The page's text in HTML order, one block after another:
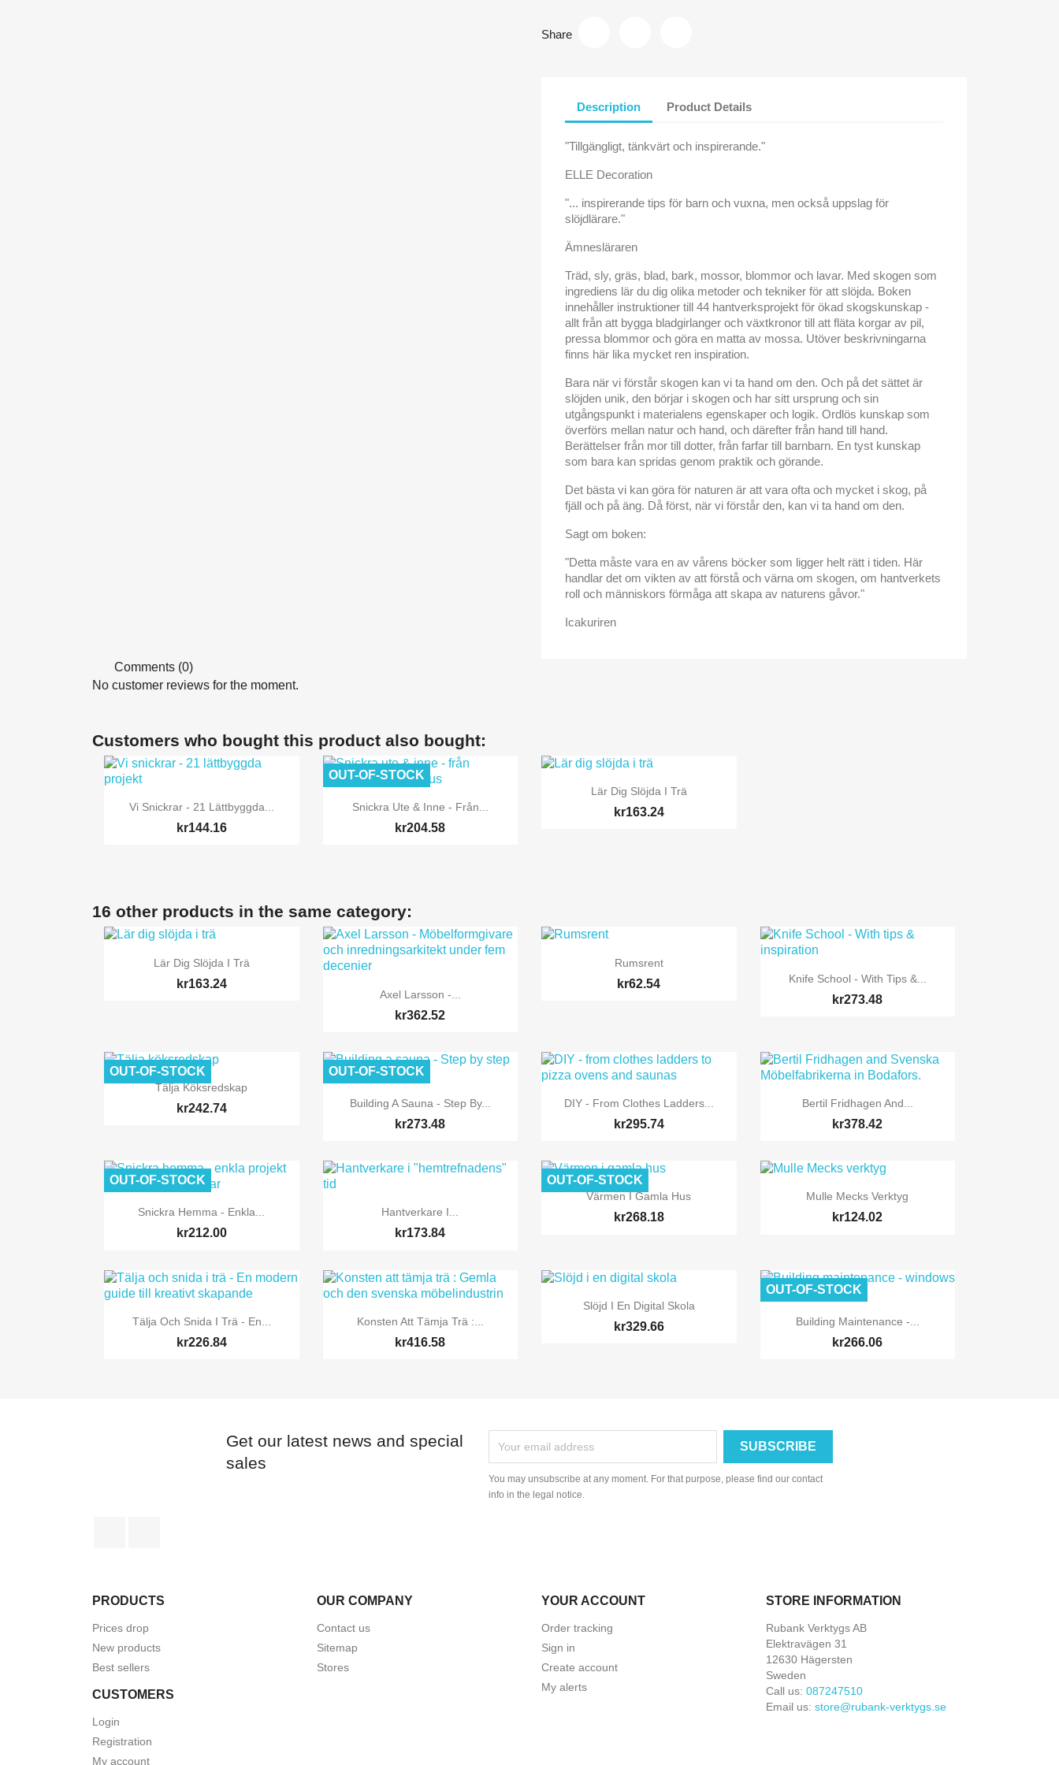
Share
Description Product Details
"Tillgängligt, tänkvärt och inspirerande."
ELLE Decoration
"... inspirerande tips för barn och vuxna, men också uppslag för
slöjdlärare."
Ämnesläraren
Träd, sly, gräs, blad, bark, mossor, blommor och lavar. Med skogen som
ingrediens lär du dig olika metoder och tekniker för att slöjda. Boken
innehåller instruktioner till 44 hantverksprojekt för ökad skogskunskap -
allt från att bygga bladgirlanger och växtkronor till att fläta korgar av pil,
pressa blommor och göra en matta av mossa. Utöver beskrivningarna
finns här lika mycket ren inspiration.
Bara när vi förstår skogen kan vi ta hand om den. Och på det sättet är
slöjden unik, den börjar i skogen och har sitt ursprung och sin
utgångspunkt i materialens egenskaper och logik. Ordlös kunskap som
överförs mellan natur och hand, och därefter från hand till hand.
Berättelser från mor till dotter, från farfar till barnbarn. En tyst kunskap
som bara kan spridas genom praktik och görande.
Det bästa vi kan göra för naturen är att vara ofta och mycket i skog, på
fjäll och på äng. Då först, när vi förstår den, kan vi ta hand om den.
Sagt om boken:
"Detta måste vara en av vårens böcker som ligger helt rätt i tiden. Här
handlar det om vikten av att förstå och värna om skogen, om hantverkets
roll och människors förmåga att skapa av naturens gåvor."
Icakuriren
Comments (0)
No customer reviews for the moment.
Customers who bought this product also bought:
 Quick view
Vi Snickrar - 21 Lättbyggda...
kr144.16
 Quick view
Snickra Ute & Inne - Från...
kr204.58
OUT-OF-STOCK
 Quick view
Lär Dig Slöjda I Trä
kr163.24
16 other products in the same category:
 Quick view
Lär Dig Slöjda I Trä
kr163.24  Quick view
Axel Larsson -...
kr362.52
Quick view
Rumsrent
kr62.54  Quick view
Knife School - With Tips &...
kr273.48
 Quick view
Tälja Köksredskap
kr242.74
OUT-OF-STOCK
 Quick view
Building A Sauna - Step By...
kr273.48
OUT-OF-STOCK
 Quick view
DIY - From Clothes Ladders...
kr295.74
 Quick view
Bertil Fridhagen And...
kr378.42
 Quick view
Snickra Hemma - Enkla...
kr212.00
OUT-OF-STOCK
 Quick view
Hantverkare I...
kr173.84
 Quick view
Värmen I Gamla Hus
kr268.18
OUT-OF-STOCK
 Quick view
Mulle Mecks Verktyg
kr124.02
 Quick view
Tälja Och Snida I Trä - En...
kr226.84
 Quick view
Konsten Att Tämja Trä :...
kr416.58
 Quick view
Slöjd I En Digital Skola
kr329.66  Quick view
Building Maintenance -...
kr266.06
OUT-OF-STOCK
Get our latest news and special
sales
You may unsubscribe at any moment. For that purpose, please find our contact
info in the legal notice.
PRODUCTS
Prices drop
New products
Best sellers
OUR COMPANY
Contact us
Sitemap
Stores
CUSTOMERS
Login
Registration
My account
YOUR ACCOUNT
Order tracking
Sign in
Create account
My alerts
STORE INFORMATION
Rubank Verktygs AB
Elektravägen 31
12630 Hägersten
Sweden
Call us: 087247510
Email us: store@rubank-verktygs.se